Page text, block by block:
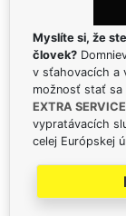
Myslíte si, že
človek?
v sťahovacích a
možnosť stať sa
EXTRA
vypratávacích
celej Európskej